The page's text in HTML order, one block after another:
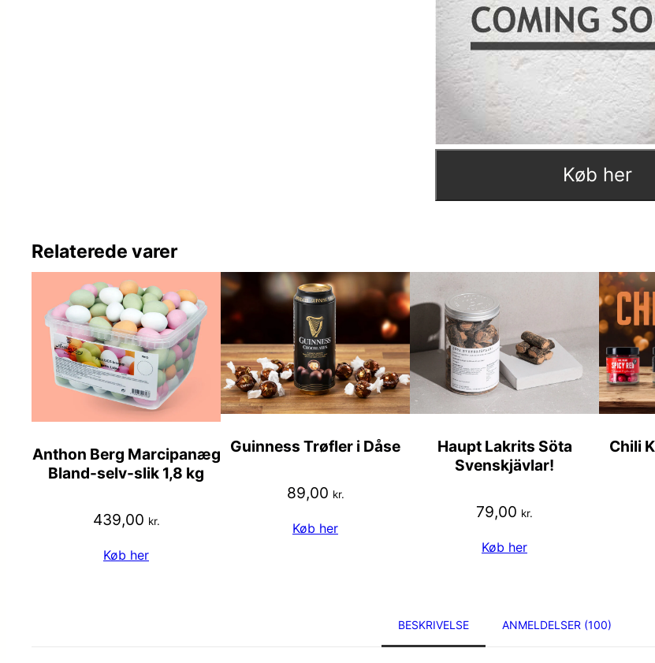
Køb her
Relaterede varer
Anthon Berg Marcipanæg
Bland-selv-slik 1,8 kg
439,00 kr.
Køb her
Guinness Trøfler i Dåse
89,00 kr.
Køb her
Haupt Lakrits Söta
Svenskjävlar!
79,00 kr.
Køb her
Chili
BESKRIVELSE ANMELDELSER (100)